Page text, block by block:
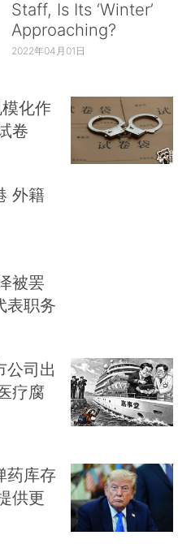
Staff, Is Its ‘Winter’
Approaching?
2022年04月01日
化作
卷
外籍
被罢
表职务
公司出
疗腐
药库存
供更